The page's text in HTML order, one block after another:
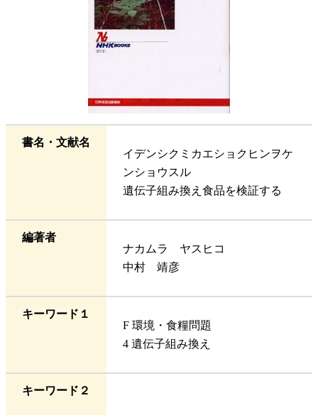
書名・文献名
イデンシクミカエショクヒンヲケ
ンショウスル
遺伝子組み換え食品を検証する
編著者
ナカムラ ヤスヒコ
中村 靖彦
キーワード１
F 環境・食糧問題
4 遺伝子組み換え
キーワード２